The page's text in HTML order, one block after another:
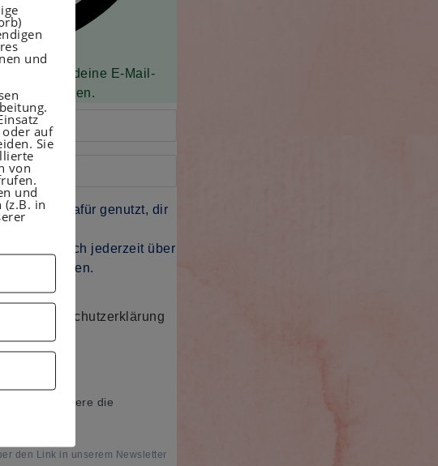
bestätige deine E-Mail-
zu erhalten.
dafür genutzt, dir
über
kannst dich jederzeit über
abmelden.
Datenschutzerklärung
und akzeptiere die
den Link in unserem Newsletter
und
auf
Sie
von
und
in